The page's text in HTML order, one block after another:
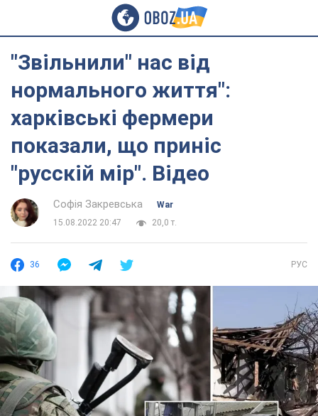
"Звільнили" нас від
нормального життя":
харківські фермери
показали, що приніс
"русскій мір". Відео
Софія Закревська
War
15.08.2022 20:47
20,0 т.
36 РУС